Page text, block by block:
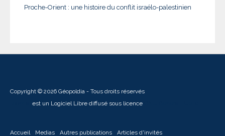
Proche-Orient : une histoire du conflit israélo-palestinien
Copyright © 2026 Géopoldia - Tous droits réservés
est un Logiciel Libre diffusé sous licence
Accueil Medias Autres publications Articles d'invités